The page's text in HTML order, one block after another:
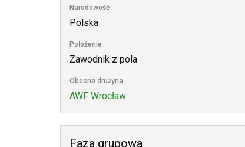
Narodowość
Polska
Położenie
Zawodnik z pola
Obecna drużyna
AWF Wrocław
Faza grupowa